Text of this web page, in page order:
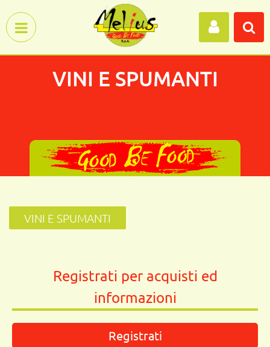
VINI E SPUMANTI
VINI E SPUMANTI
Registrati per acquisti ed
informazioni
Registrati